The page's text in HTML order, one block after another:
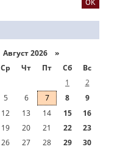
Август 2026 »
Ср Чт Пт Сб
Вс
1
2
5 6 7 8
9
12 13 14 15
16
19 20 21 22
23
26 27 28 29
30